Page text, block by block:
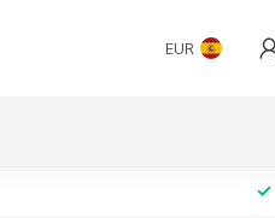
EUR